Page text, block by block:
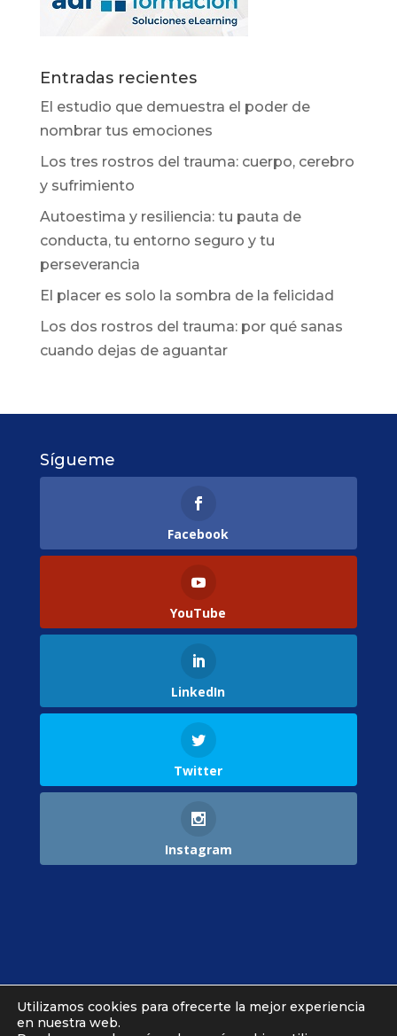
Entradas recientes
El estudio que demuestra el poder de
nombrar tus emociones
Los tres rostros del trauma: cuerpo, cerebro
y sufrimiento
Autoestima y resiliencia: tu pauta de
conducta, tu entorno seguro y tu
perseverancia
El placer es solo la sombra de la felicidad
Los dos rostros del trauma: por qué sanas
cuando dejas de aguantar
Sígueme
Facebook
YouTube
LinkedIn
Twitter
Instagram
Ajustes Cookies
Utilizamos cookies para ofrecerte la mejor experiencia
en nuestra web.